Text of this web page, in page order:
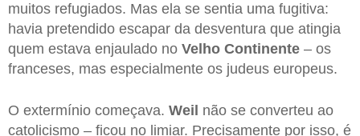
muitos refugiados. Mas ela se sentia uma fugitiva:
havia pretendido escapar da desventura que atingia
quem estava enjaulado no Velho Continente – os
franceses, mas especialmente os judeus europeus.
O extermínio começava. Weil não se converteu ao
catolicismo – ficou no limiar. Precisamente por isso, é